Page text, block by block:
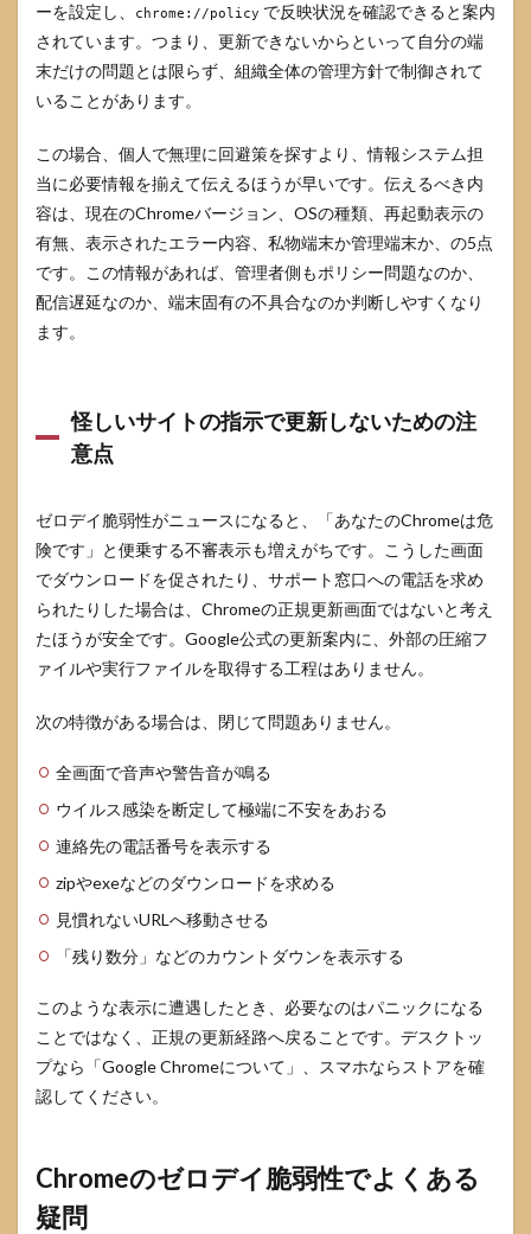
ーを設定し、
chrome://policy で反映状況を確認できると案内
されています。つまり、更新できないからといって自分の端
末だけの問題とは限らず、組織全体の管理方針で制御されて
いることがあります。
この場合、個人で無理に回避策を探すより、情報システム担
当に必要情報を揃えて伝えるほうが早いです。伝えるべき内
容は、現在のChromeバージョン、OSの種類、再起動表示の
有無、表示されたエラー内容、私物端末か管理端末か、の5点
です。この情報があれば、管理者側もポリシー問題なのか、
配信遅延なのか、端末固有の不具合なのか判断しやすくなり
ます。
怪しいサイトの指示で更新しないための注
意点
ゼロデイ脆弱性がニュースになると、「あなたのChromeは危
険です」と便乗する不審表示も増えがちです。こうした画面
でダウンロードを促されたり、サポート窓口への電話を求め
られたりした場合は、Chromeの正規更新画面ではないと考え
たほうが安全です。Google公式の更新案内に、外部の圧縮フ
ァイルや実行ファイルを取得する工程はありません。
次の特徴がある場合は、閉じて問題ありません。
全画面で音声や警告音が鳴る
ウイルス感染を断定して極端に不安をあおる
連絡先の電話番号を表示する
zipやexeなどのダウンロードを求める
見慣れないURLへ移動させる
「残り数分」などのカウントダウンを表示する
このような表示に遭遇したとき、必要なのはパニックになる
ことではなく、正規の更新経路へ戻ることです。デスクトッ
プなら「Google Chromeについて」、スマホならストアを確
認してください。
Chromeのゼロデイ脆弱性でよくある
疑問